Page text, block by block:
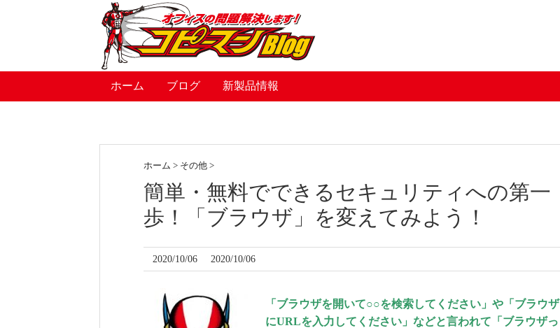
ホーム ブログ 新製品情報
ホーム > その他 >
簡単・無料でできるセキュリティへの第一
歩！「ブラウザ」を変えてみよう！
2020/10/06 2020/10/06
「ブラウザを開いて○○を検索してください」や「ブラウザ
にURLを入力してください」などと言われて「ブラウザっ